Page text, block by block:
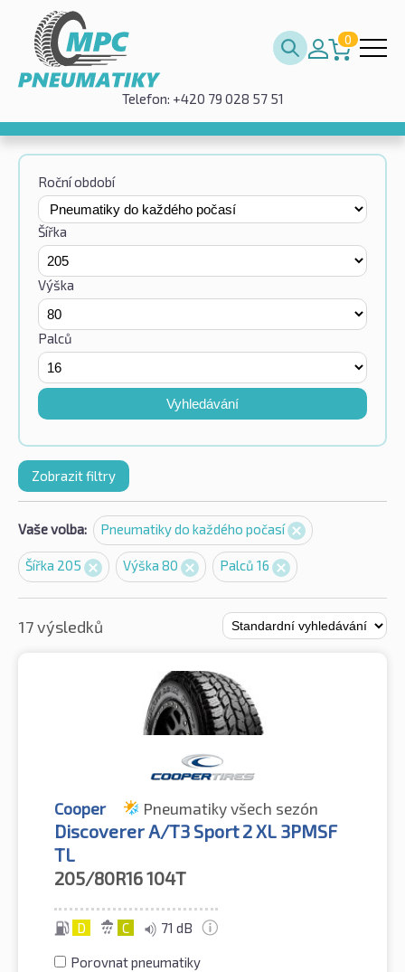
0
Telefon: +420 79 028 57 51
Roční období
Šířka
Výška
Palců
Vyhledávání
Zobrazit filtry
Vaše volba: Pneumatiky do každého počasí
Šířka 205 Výška 80 Palců 16
17 výsledků
Cooper Pneumatiky všech sezón
Discoverer A/T3 Sport 2 XL 3PMSF
TL
205/80R16104T
D C 71 dB
Porovnat pneumatiky